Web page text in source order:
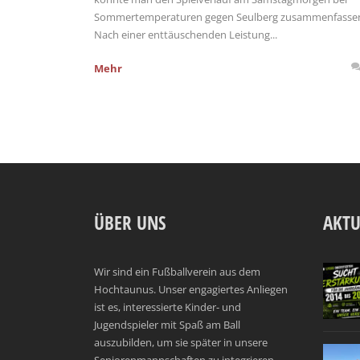
Sommertemperaturen gegen Seulberg
Nach einer enttäuschenden Leistung...
Mehr
ÜBER UNS
Wir sind ein Fußballverein aus dem
Hochtaunus. Unser engagiertes Anliegen
ist es, interessierte Kinder- und
Jugendspieler mit Spaß am Ball
auszubilden, um sie später in unsere